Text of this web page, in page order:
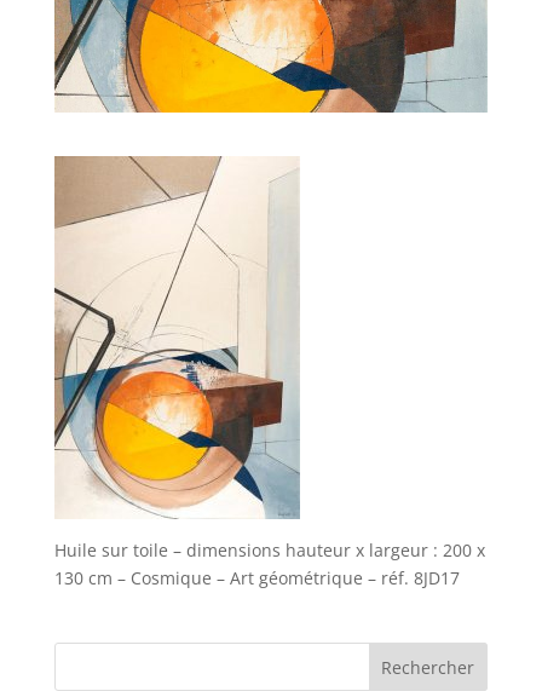
Huile sur toile – dimensions hauteur x largeur : 200 x
130 cm – Cosmique – Art géométrique – réf. 8JD17